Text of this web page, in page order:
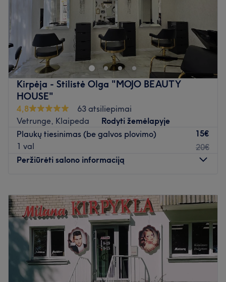
Sekmadienis
10:00
Grožio Studija Paula
Atidaryti salono profilį
Kirpėja - Stilistė Olga "MOJO BEAUTY
HOUSE"
4,8
63 atsiliepimai
Vetrunge, Klaipeda
Rodyti žemėlapyje
Plaukų tiesinimas (be galvos plovimo)
1 val
15€
20€
Peržiūrėti salono informaciją
Antradienis
09:00 –
19:00
Trečiadienis
09:00–19:00
Ketvirtadienis
09:00–19:00
Penktadienis
09:00
19:00
Šeštadienis
09:30 –15:00
Sekmadienis
Uždaryta